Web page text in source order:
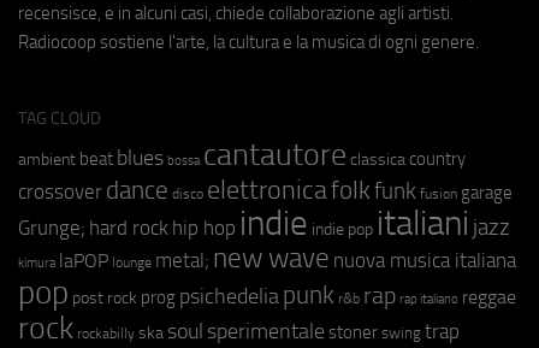
recensisce, e in alcuni casi, chiede collaborazione agli artisti.
Radiocoop sostiene l'arte, la cultura e la musica di ogni genere.
TAG CLOUD
ambient beat blues bossa cantautore classica country
crossover dance disco elettronicafolkfunk fusion garage
Grunge; hard rock hip hop indie indie pop italiani jazz
kimura laPOP lounge metal; new wave nuova musica italiana
pop post rock prog psichedeliapunk r&b rap rap italiano reggae
rock rockabilly ska soul sperimentale stoner swing trap